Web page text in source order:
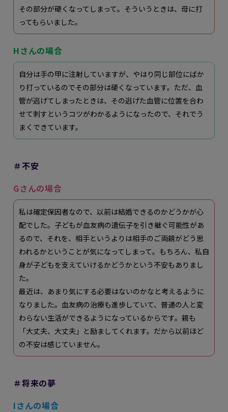
その部分が硬くなってしまって。そういうときは、母に打
ってもらいました。
Hさんの場合
自分は手の甲に注射していますが、やはり同じ部位にばか
り打っているのでその部分は硬くなっています。ただ、血
管が逃げてしまったときは、その逃げた血管に位置を合わ
せて刺すというコツがわかるようになったので、それでう
まくできています。
＃不安
Gさんの場合
私は確定保因者なので、以前は結婚できるのかどうかが心
配でした。子どもが血友病の遺伝子を引き継ぐ可能性があ
るので、それを、相手というよりは相手のご両親がどう思
われるかということが気になってしまって。もちろん、私自
身が子どもを支えていけるかどうかという不安もありまし
た。
最近は、あまり気にする必要はないのかなと考えるように
なりました。血友病の治療も進歩していて、普通の人と変
わらない生活ができるようになっているからです。親も
「大丈夫、大丈夫」と励ましてくれます。だから以前ほど
の不安は感じていません。
＃将来の夢
Iさんの場合